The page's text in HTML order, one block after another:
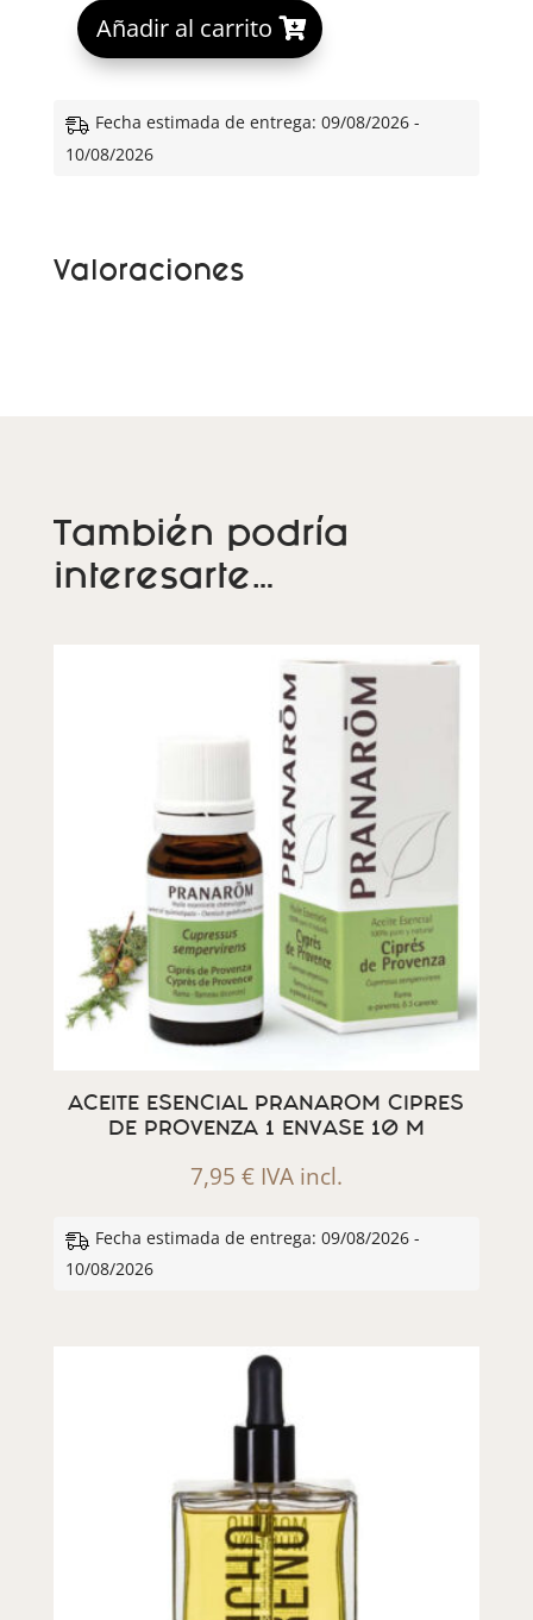
Añadir al carrito
A
e
Fecha estimada de entrega: 09/08/2026 -
10/08/2026
Valoraciones
También podría
interesarte…
ACEITE ESENCIAL PRANAROM CIPRES
DE PROVENZA 1 ENVASE 10 M
7,95 € IVA incl.
Fecha estimada de entrega: 09/08/2026 -
10/08/2026